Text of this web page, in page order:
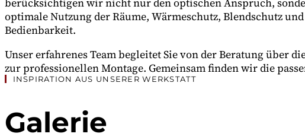
optimale Nutzung der Räume, Wärmeschutz, Blendschutz
Bedienbarkeit.
Unser erfahrenes Team begleitet Sie von der Beratung über
zur professionellen Montage. Gemeinsam finden wir die
Galerie
INSPIRATION AUS UNSERER WERKSTATT